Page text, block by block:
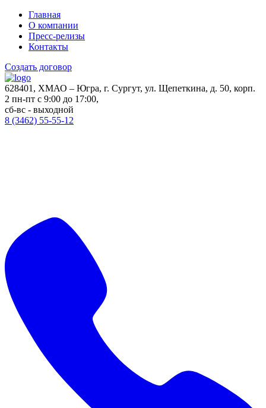
Главная
О компании
Пресс-релизы
Контакты
Создать договор
628401, ХМАО – Югра, г. Сургут, ул. Щепеткина, д. 50, корп.
2 пн-пт с 9:00 до 17:00,
сб-вс - выходной
8 (3462) 55-55-12